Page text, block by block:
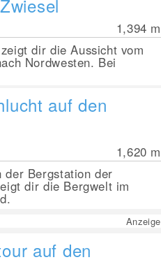
1,394 m
dir die Aussicht vom
Nordwesten. Bei
auf den
1,620 m
der Bergstation der
dir die Bergwelt im
Anzeige
auf den